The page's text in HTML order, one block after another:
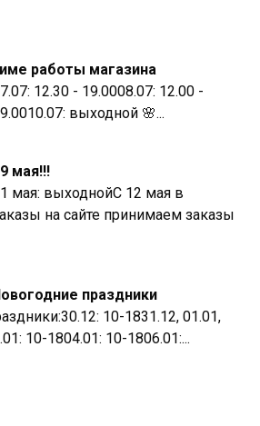
работы магазина
12.30 - 19.0008.07: 12.00 -
выходной 🌸...
мая!!!
мая: выходнойС 12 мая в
на сайте принимаем заказы
праздники
10-1831.12, 01.01,
10-1804.01: 10-1806.01:...